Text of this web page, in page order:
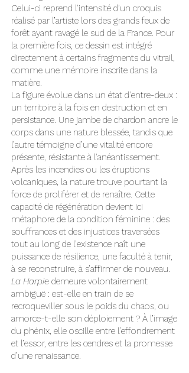
Celui-ci reprend l’intensité d’un croquis
réalisé par l’artiste lors des grands feux de
forêt ayant ravagé le sud de la France. Pour
la première fois, ce dessin est intégré
directement à certains fragments du vitrail,
comme une mémoire inscrite dans la
matière.
La figure évolue dans un état d’entre-deux :
un territoire à la fois en destruction et en
persistance. Une jambe de chardon ancre le
corps dans une nature blessée, tandis que
l’autre témoigne d’une vitalité encore
présente, résistante à l’anéantissement.
Après les incendies ou les éruptions
volcaniques, la nature trouve pourtant la
force de proliférer et de renaître. Cette
capacité de régénération devient ici
métaphore de la condition féminine : des
souffrances et des injustices traversées
tout au long de l’existence naît une
puissance de résilience, une faculté à tenir,
à se reconstruire, à s’affirmer de nouveau.
La Harpie demeure volontairement
ambiguë : est-elle en train de se
recroqueviller sous le poids du chaos, ou
amorce-t-elle son déploiement ? À l’image
du phénix, elle oscille entre l’effondrement
et l’essor, entre les cendres et la promesse
d’une renaissance.